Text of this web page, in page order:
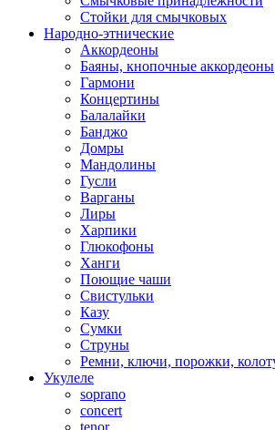
Стойки для смычковых
Народно-этнические
Аккордеоны
Баяны, кнопочные аккордеоны
Гармони
Концертины
Балалайки
Банджо
Домры
Мандолины
Гусли
Варганы
Лиры
Харпики
Глюкофоны
Ханги
Поющие чаши
Свистульки
Казу
Сумки
Струны
Ремни, ключи, порожки,
Укулеле
soprano
concert
tenor